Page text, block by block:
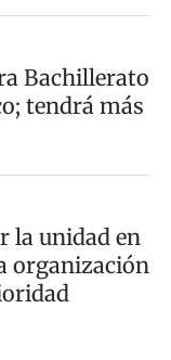
Bachillerato
tendrá más
la unidad en
organización